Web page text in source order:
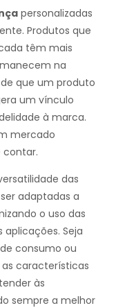
personalizadas
Produtos que
têm mais
na
que um produto
um vínculo
à marca.
mercado
contar.
das
adaptadas a
o uso das
Seja
consumo ou
características
às
sempre a melhor